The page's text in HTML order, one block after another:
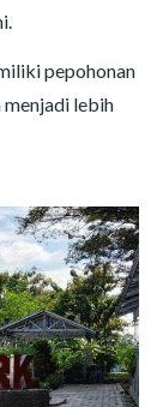
pepohonan
menjadi lebih